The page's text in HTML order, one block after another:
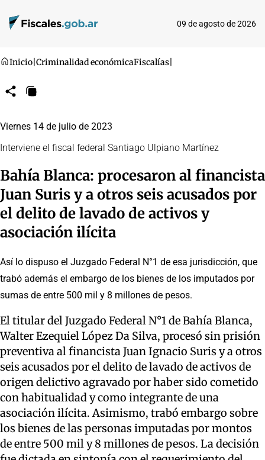
09 de agosto de 2026
Inicio Criminalidad económicaFiscalías
CompartirCopiar
Viernes 14 de julio de 2023
Interviene el fiscal federal Santiago Ulpiano Martínez
Bahía Blanca: procesaron al financista
Juan Suris y a otros seis acusados por
el delito de lavado de activos y
asociación ilícita
Así lo dispuso el Juzgado Federal N°1 de esa jurisdicción, que
trabó además el embargo de los bienes de los imputados por
sumas de entre 500 mil y 8 millones de pesos.
El titular del Juzgado Federal N°1 de Bahía Blanca,
Walter Ezequiel López Da Silva, procesó sin prisión
preventiva al financista Juan Ignacio Suris y a otros
seis acusados por el delito de lavado de activos de
origen delictivo agravado por haber sido cometido
con habitualidad y como integrante de una
asociación ilícita. Asimismo, trabó embargo sobre
los bienes de las personas imputadas por montos
de entre 500 mil y 8 millones de pesos. La decisión